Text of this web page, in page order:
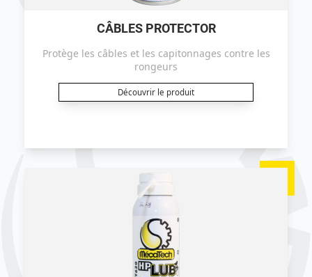
CÂBLES PROTECTOR
Protège les câbles et les capitonnages contre les
rongeurs
Découvrir le produit